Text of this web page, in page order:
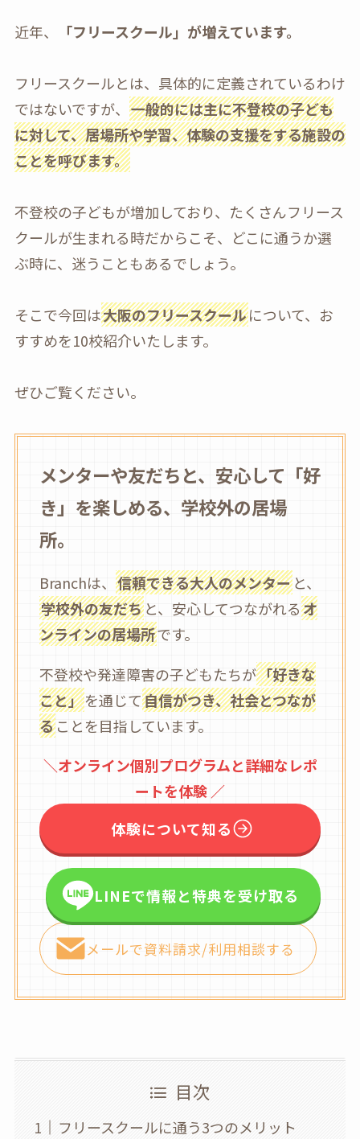
近年、 「フリースクール」が増えています。
フリースクールとは、具体的に定義されているわけ
ではないですが、 一般的には主に不登校の子ども
に対して、居場所や学習、体験の支援をする施設の
ことを呼びます。
不登校の子どもが増加しており、たくさんフリース
クールが生まれる時だからこそ、どこに通うか選
ぶ時に、迷うこともあるでしょう。
そこで今回は大阪のフリースクールについて、お
すすめを10校紹介いたします。
ぜひご覧ください。
メンターや友だちと、安心して「好
き」を楽しめる、学校外の居場
所。
Branchは、 信頼できる大人のメンターと、
学校外の友だちと、安心してつながれるオ
ンラインの居場所です。
不登校や発達障害の子どもたちが「好きな
こと」を通じて自信がつき、社会とつなが
ることを目指しています。
＼オンライン個別プログラムと詳細なレポ
ートを体験 ／
体験について知る
LINEで情報と特典を受け取る
メールで資料請求/利用相談する
目次
フリースクールに通う3つのメリット